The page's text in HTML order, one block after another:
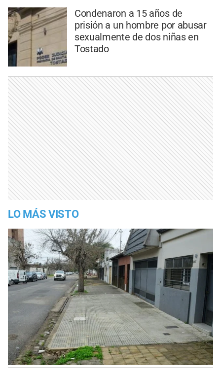
Condenaron a 15 años de
prisión a un hombre por abusar
sexualmente de dos niñas en
Tostado
LO MÁS VISTO